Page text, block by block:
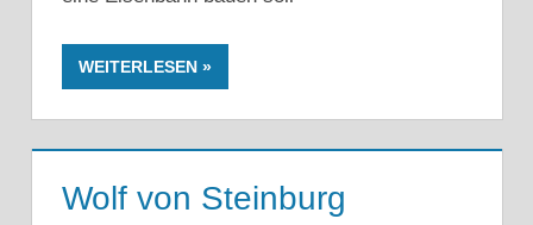
WEITERLESEN
Wolf von Steinburg